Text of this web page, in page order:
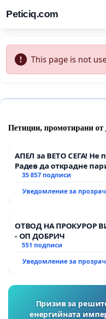
Peticiq.com
This page is not
Петиции, промотирани от
АПЕЛ за ВЕТО СЕГА! Не
Радев да открадне
тъмното
35 857 подписи
Уведомление за
ОТВОД НА ПРОКУРОР
- ОП ДОБРИЧ
551 подписи
Уведомление за
Призив за
енергийната